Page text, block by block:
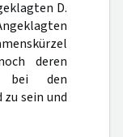
D.
deren
bei den
sein und